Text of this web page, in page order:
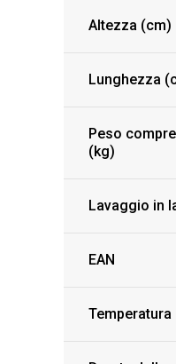
Altezza (cm)
Lunghezza
Peso
(kg)
Lavaggio in
EAN
Temperatura